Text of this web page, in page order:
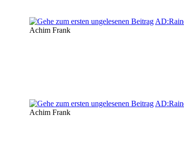
Achim Frank
Achim Frank